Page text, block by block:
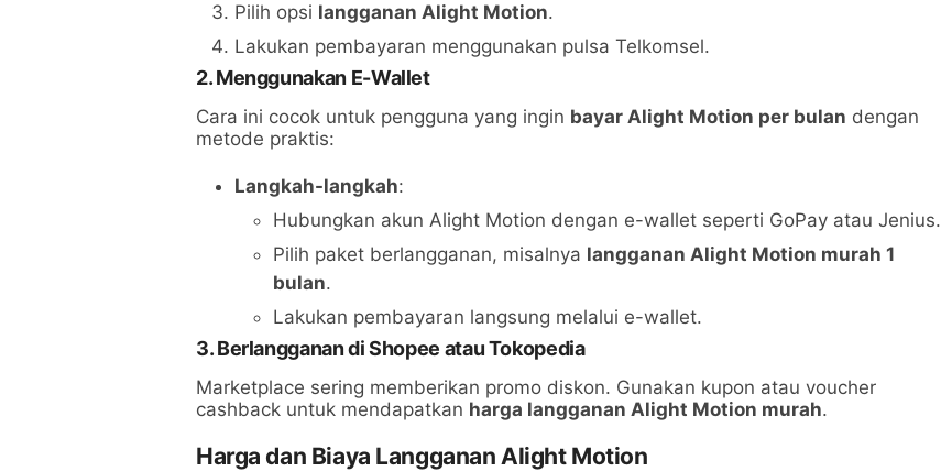
Pilih opsi langganan Alight Motion.
Lakukan pembayaran menggunakan pulsa Telkomsel.
2.Menggunakan E-Wallet
Cara ini cocok untuk pengguna yang ingin bayar Alight Motion per bulan dengan
metode praktis:
Langkah-langkah:
Hubungkan akun Alight Motion dengan e-wallet seperti GoPay atau Jenius.
Pilih paket berlangganan, misalnya langganan Alight Motion murah 1
bulan.
Lakukan pembayaran langsung melalui e-wallet.
3.Berlangganan di Shopee atau Tokopedia
Marketplace sering memberikan promo diskon. Gunakan kupon atau voucher
cashback untuk mendapatkan harga langganan Alight Motion murah.
Harga dan Biaya Langganan Alight Motion